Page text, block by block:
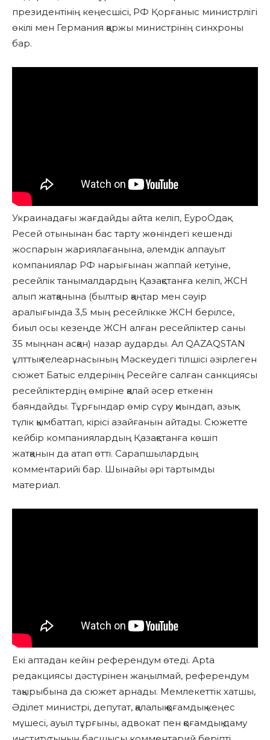
президентінің кеңесшісі, РФ Қорғаныс министрлігі
өкілі мен Германия қаржы министрінің синхроны
бар.
Украинадағы жағдайды айта келіп, ЕуроОдақ
Ресей отынынан бас тарту жөніндегі кешенді
жоспарын жариялағанына, әлемдік алпауыт
компаниялар РФ нарығынан жаппай кетуіне,
ресейлік танымалдардың Қазақстанға келіп, ЖСН
алып жатқанына (былтыр қаңтар мен сәуір
аралығында 3,5 мың ресейлікке ЖСН берілсе,
биыл осы кезеңде ЖСН алған ресейліктер саны
35 мыңнан асқан) назар аударды. Ал QAZAQSTAN
ұлттық телеарнасының Мәскеудегі тілшісі әзірлеген
сюжет Батыс елдерінің Ресейге салған санкциясы
ресейліктердің өміріне қалай әсер еткенін
баяндайды. Тұрғындар өмір сүру қиындап, азық-
түлік қымбаттап, кірісі азайғанын айтады. Сюжетте
кейбір компаниялардың Қазақстанға көшіп
жатқанын да атап өтті. Сарапшылардың
комментарийі бар. Шынайы әрі тартымды
материал.
Екі аптадан кейін референдум өтеді. Apta
редакциясы дәстүрінен жаңылмай, референдум
тақырыбына да сюжет арнады. Мемлекеттік хатшы,
Әділет министрі, депутат, қалалық қоғамдық кеңес
мүшесі, ауыл тұрғыны, адвокат пен қоғамдық даму